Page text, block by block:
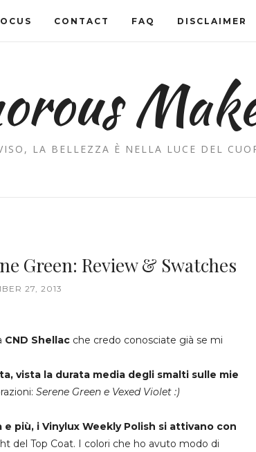
CONTACT FAQ DISCLAIMER
LA BELLEZZA È NELLA LUCE DEL
Green: Review & Swatches
27, 2013
CND Shellac che credo conosciate già se mi
vista la durata media degli smalti sulle mie
Serene Green e Vexed Violet :)
più, i Vinylux Weekly Polish si attivano con
del Top Coat. I colori che ho avuto modo di